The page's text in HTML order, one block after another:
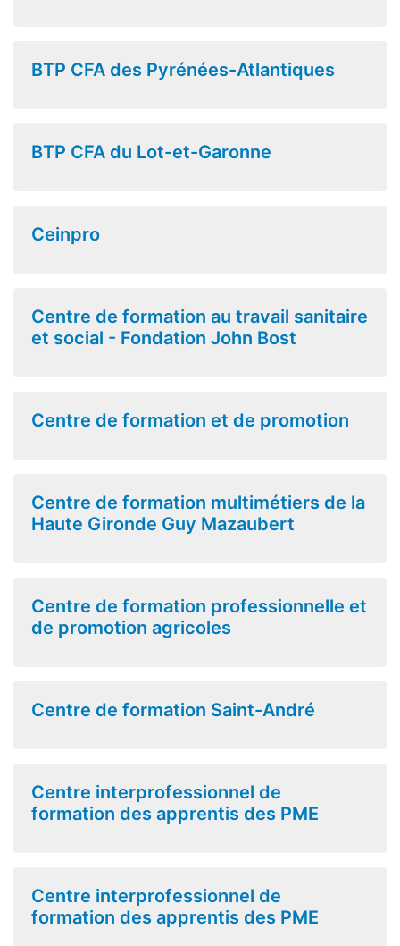
BTP CFA des Pyrénées-Atlantiques
BTP CFA du Lot-et-Garonne
Ceinpro
Centre de formation au travail sanitaire
et social - Fondation John Bost
Centre de formation et de promotion
Centre de formation multimétiers de la
Haute Gironde Guy Mazaubert
Centre de formation professionnelle et
de promotion agricoles
Centre de formation Saint-André
Centre interprofessionnel de
formation des apprentis des PME
Centre interprofessionnel de
formation des apprentis des PME